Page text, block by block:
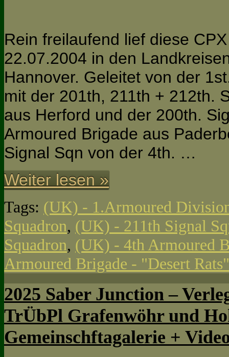
Rein freilaufend lief diese
22.07.2004 in den
Hannover. Geleitet von der
mit der 201th, 211th + 212th.
aus Herford und der 200th.
Armoured Brigade aus
Signal Sqn von der 4th. …
Weiter lesen »
Tags: (UK) - 1.Armoured
Squadron, (UK) - 211th Signal
Squadron, (UK) - 4th Armoured
Armoured Brigade - "Desert Rats"
2025 Saber Junction –
TrÜbPl Grafenwöhr und
Gemeinschftagalerie +